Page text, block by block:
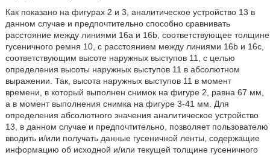
Как показано на фигурах 2 и 3, аналитическое устройство 13 в
данном случае и предпочтительно способно сравнивать
расстояние между линиями 16а и 16b, соответствующее толщине
гусеничного ремня 10, с расстоянием между линиями 16b и 16с,
соответствующим высоте наружных выступов 11, с целью
определения высоты наружных выступов 11 в абсолютном
выражении. Так, высота наружных выступов 11 в момент
времени, в который выполнен снимок на фигуре 2, равна 67 мм,
а в момент выполнения снимка на фигуре 3-41 мм. Для
определения абсолютного значения аналитическое устройство
13, в данном случае и предпочтительно, позволяет пользователю
вводить и/или получать данные гусеничной ленты, содержащие
информацию об исходной и/или текущей толщине гусеничного